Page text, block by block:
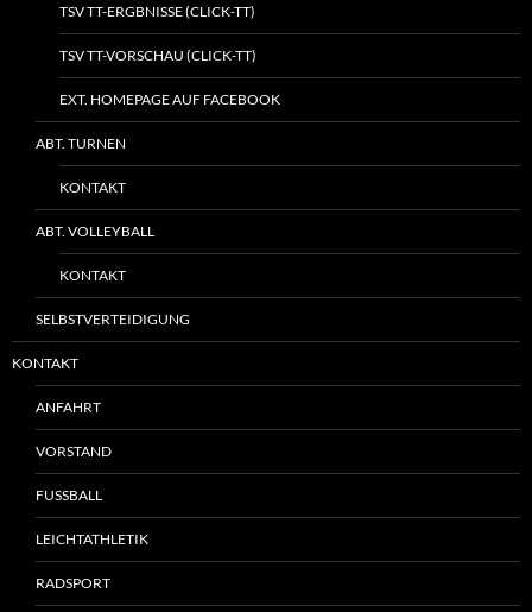
TSV TT-ERGBNISSE (CLICK-TT)
TSV TT-VORSCHAU (CLICK-TT)
EXT. HOMEPAGE AUF FACEBOOK
ABT. TURNEN
KONTAKT
ABT. VOLLEYBALL
KONTAKT
SELBSTVERTEIDIGUNG
KONTAKT
ANFAHRT
VORSTAND
FUSSBALL
LEICHTATHLETIK
RADSPORT